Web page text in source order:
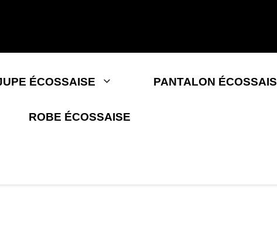
ÉCOSSAISE PANTALON ÉCOSSAIS
ROBE ÉCOSSAISE